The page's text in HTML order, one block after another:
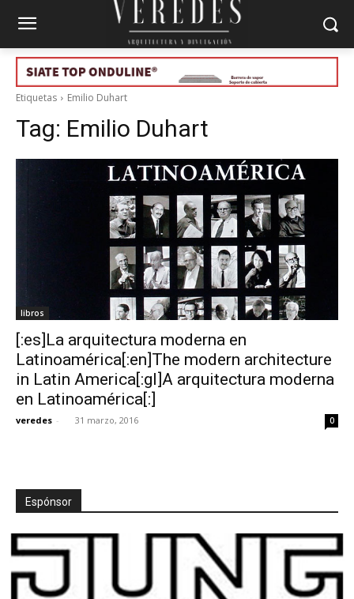
Etiquetas Emilio Duhart
Tag: Emilio Duhart
libros
[:es]La arquitectura moderna en
Latinoamérica[:en]The modern architecture
in Latin America[:gl]A arquitectura moderna
en Latinoamérica[:]
veredes - 31 marzo, 2016 0
Espónsor